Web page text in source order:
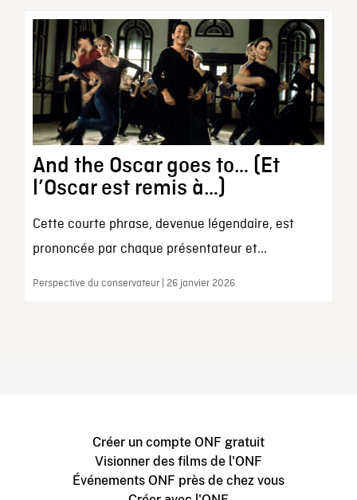
And the Oscar goes to… (Et
l’Oscar est remis à…)
Cette courte phrase, devenue légendaire, est
prononcée par chaque présentateur et...
Perspective du conservateur | 26 janvier 2026
Créer un compte ONF gratuit
Visionner des films de l'ONF
Événements ONF près de chez vous